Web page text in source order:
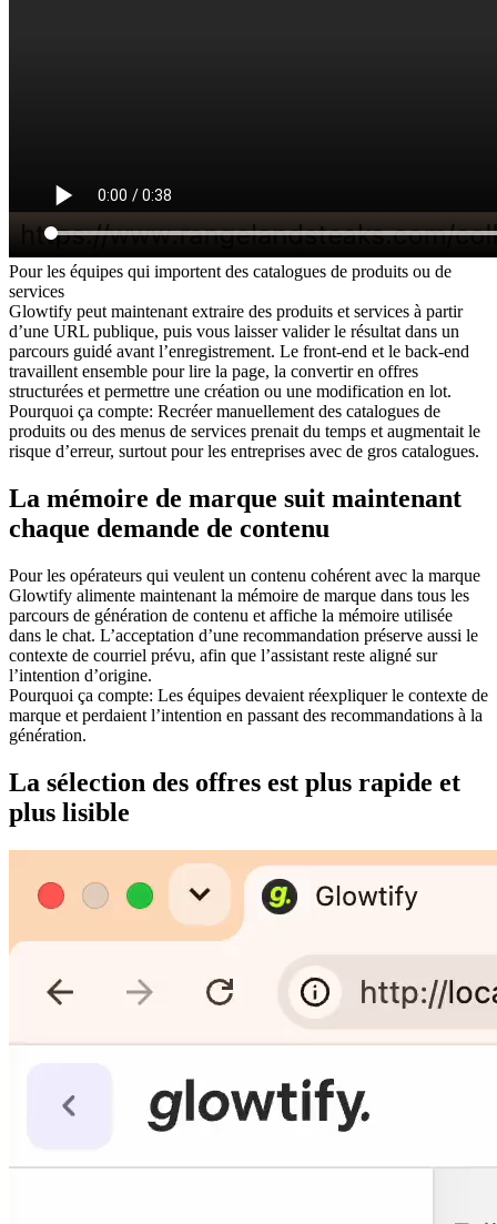
Pour les équipes qui importent des catalogues de produits ou de
services
Glowtify peut maintenant extraire des produits et services à partir
d’une URL publique, puis vous laisser valider le résultat dans un
parcours guidé avant l’enregistrement. Le front-end et le back-end
travaillent ensemble pour lire la page, la convertir en offres
structurées et permettre une création ou une modification en lot.
Pourquoi ça compte: Recréer manuellement des catalogues de
produits ou des menus de services prenait du temps et augmentait le
risque d’erreur, surtout pour les entreprises avec de gros catalogues.
La mémoire de marque suit maintenant
chaque demande de contenu
Pour les opérateurs qui veulent un contenu cohérent avec la marque
Glowtify alimente maintenant la mémoire de marque dans tous les
parcours de génération de contenu et affiche la mémoire utilisée
dans le chat. L’acceptation d’une recommandation préserve aussi le
contexte de courriel prévu, afin que l’assistant reste aligné sur
l’intention d’origine.
Pourquoi ça compte: Les équipes devaient réexpliquer le contexte de
marque et perdaient l’intention en passant des recommandations à la
génération.
La sélection des offres est plus rapide et
plus lisible